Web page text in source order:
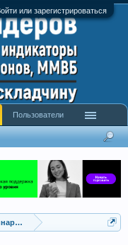
или зарегистрироваться
учебный материал
Пользователи